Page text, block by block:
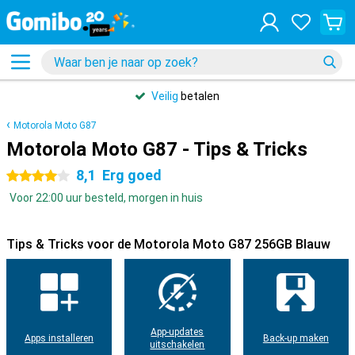
Veilig betalen
Motorola Moto G87
Motorola Moto G87 - Tips & Tricks
4 sterren 8,1 Erg goed
Voor 22:00 uur besteld, morgen in huis
Tips & Tricks voor de Motorola Moto G87 256GB Blauw
Apps installeren
App-updates
uitschakelen
Back-up maken